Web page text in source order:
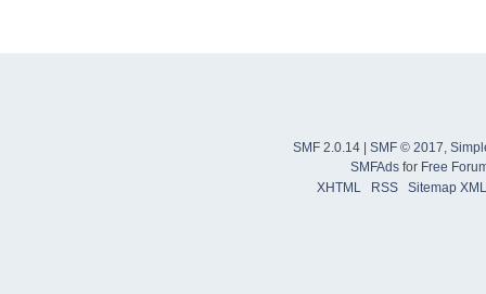
SMF 2.0.14 SMF © 2017,
SMFAdsfor Free
XHTML
RSS Sitemap XML